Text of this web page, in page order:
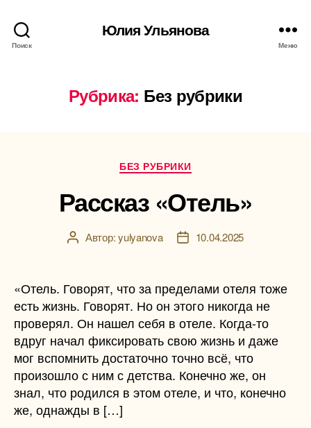
Поиск
Юлия Ульянова
Меню
Рубрика: Без рубрики
Рубрики
БЕЗ РУБРИКИ
Рассказ «Отель»
АвторАвтор:yulyanova
Дата10.04.2025
«Отель. Говорят, что за пределами отеля тоже
есть жизнь. Говорят. Но он этого никогда не
проверял. Он нашел себя в отеле. Когда-то
вдруг начал фиксировать свою жизнь и даже
мог вспомнить достаточно точно всё, что
произошло с ним с детства. Конечно же, он
знал, что родился в этом отеле, и что, конечно
же, однажды в […]